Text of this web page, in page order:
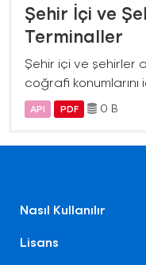
Şehir İçi ve
Terminaller
Şehir içi ve şehirler
coğrafi
API PDF 0 B
Nasıl Kullanılır
Lisans